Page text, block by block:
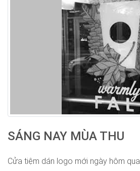
SÁNG NAY MÙA THU
Cửa tiệm dán logo mới ngày hôm qua..